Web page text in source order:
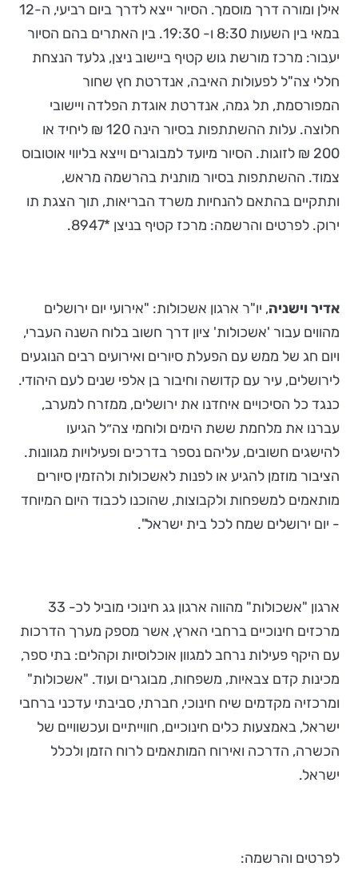
אילן ומורה דרך מוסמך. הסיור ייצא לדרך ביום רביעי, ה-12
במאי בין השעות 8:30 ו- 19:30. בין האתרים בהם הסיור
יעבור: מרכז מורשת גוש קטיף ביישוב ניצן, גלעד הנצחת
חללי צה"ל לפעולות האיבה, אנדרטת חץ שחור
המפורסמת, תל גמה, אנדרטת אוגדת הפלדה ויישובי
חלוצה. עלות ההשתתפות בסיור הינה 120 ₪ ליחיד או
200 ₪ לזוגות. הסיור מיועד למבוגרים וייצא בליווי אוטובוס
צמוד. ההשתתפות בסיור מותנית בהרשמה מראש,
ותתקיים בהתאם להנחיות משרד הבריאות, תוך הצגת תו
ירוק. לפרטים והרשמה: מרכז קטיף בניצן *8947.
אדיר וישניה, יו"ר ארגון אשכולות: "אירועי יום ירושלים
מהווים עבור 'אשכולות' ציון דרך חשוב בלוח השנה העברי,
ויום חג של ממש עם הפעלת סיורים ואירועים רבים הנוגעים
לירושלים, עיר עם קדושה וחיבור בן אלפי שנים לעם היהודי.
כנגד כל הסיכויים איחדנו את ירושלים, ממזרח למערב,
עברנו את מלחמת ששת הימים ולוחמי צה״ל הגיעו
להישגים חשובים, עליהם נספר בדרכים ופעילויות מגוונות.
הציבור מוזמן להגיע או לפנות לאשכולות ולהזמין סיורים
מותאמים למשפחות ולקבוצות, שהוכנו לכבוד היום המיוחד
- יום ירושלים שמח לכל בית ישראל".
ארגון "אשכולות" מהווה ארגון גג חינוכי מוביל לכ- 33
מרכזים חינוכיים ברחבי הארץ, אשר מספק מערך הדרכות
עם היקף פעילות נרחב למגוון אוכלוסיות וקהלים: בתי ספר,
מכינות קדם צבאיות, משפחות, מבוגרים ועוד. "אשכולות"
ומרכזיה מקדמים שיח חינוכי, חברתי, סביבתי עדכני ברחבי
ישראל, באמצעות כלים חינוכיים, חווייתיים ועכשוויים של
הכשרה, הדרכה ואירוח המותאמים לרוח הזמן ולכלל
ישראל.
לפרטים והרשמה: